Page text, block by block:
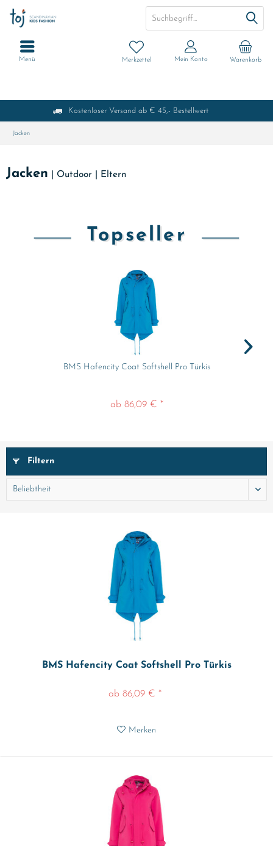
Kostenloser Versand ab € 45,- Bestellwert
Warenkorb
Merkzettel Mein Konto
Menü
Jacken
Jacken Outdoor| Eltern
Topseller
BMS Hafencity Coat Softshell Pro Türkis
ab 86,09 € *
Filtern
BMS Hafencity Coat Softshell Pro Türkis
ab 86,09 € *
Merken